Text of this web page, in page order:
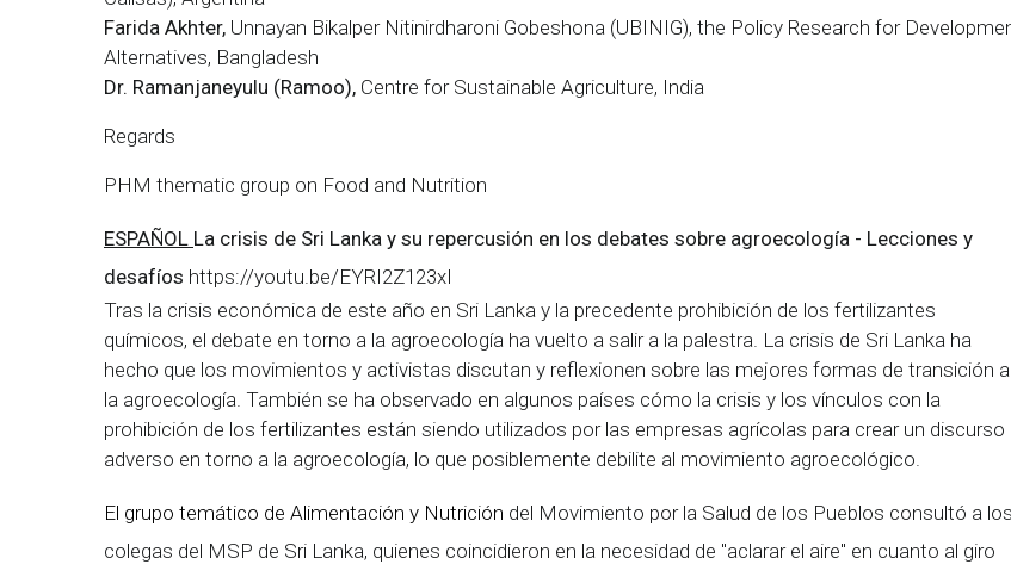
Farida Akhter, Unnayan Bikalper Nitinirdharoni Gobeshona (UBINIG), the Policy Research for
Alternatives, Bangladesh
Dr. Ramanjaneyulu (Ramoo), Centre for Sustainable Agriculture, India
Regards
PHM thematic group on Food and Nutrition
ESPAÑOL La crisis de Sri Lanka y su repercusión en los debates sobre agroecología - Lecciones y
desafíos https://youtu.be/EYRI2Z123xI
Tras la crisis económica de este año en Sri Lanka y la precedente prohibición de los fertilizantes
químicos, el debate en torno a la agroecología ha vuelto a salir a la palestra. La crisis de Sri Lanka ha
hecho que los movimientos y activistas discutan y reflexionen sobre las mejores formas de transición a
la agroecología. También se ha observado en algunos países cómo la crisis y los vínculos con la
prohibición de los fertilizantes están siendo utilizados por las empresas agrícolas para crear un discurso
adverso en torno a la agroecología, lo que posiblemente debilite al movimiento agroecológico.
El grupo temático de Alimentación y Nutrición del Movimiento por la Salud de los Pueblos consultó a los
colegas del MSP de Sri Lanka, quienes coincidieron en la necesidad de "aclarar el aire" en cuanto al giro